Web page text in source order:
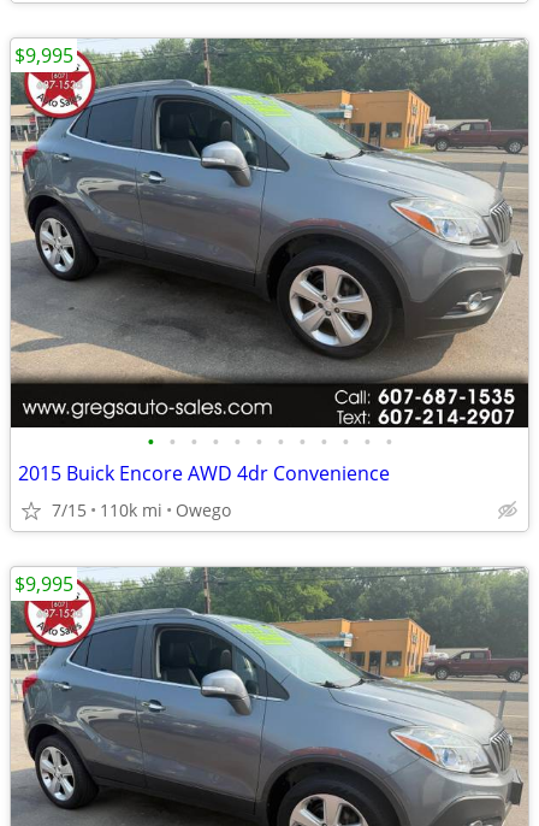
• • • • • • • • • • • •
2015 Buick Encore AWD 4dr Convenience
7/15 110k mi Owego
$9,995
$9,995